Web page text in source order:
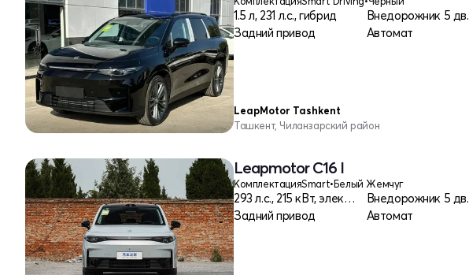
1.5 л, 231 л.с., гибрид
Внедорожник 5 дв.
Задний привод
Автомат
LeapMotor Tashkent
Ташкент, Чиланзарский район
Leapmotor C16 I
КомплектацияSmart•Белый Жемчуг
293 л.с., 215 кВт, электро
Внедорожник 5 дв.
Задний привод
Автомат